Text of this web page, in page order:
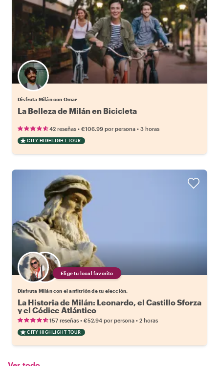
Disfruta Milán con Omar
La Belleza de Milán en Bicicleta
42 reseñas • €106.99 por persona • 3 horas
CITY HIGHLIGHT TOUR
Elige tu local favorito
Disfruta Milán con el anfitrión de tu elección.
La Historia de Milán: Leonardo, el Castillo Sforza
y el Códice Atlántico
157 reseñas • €52.94 por persona • 2 horas
CITY HIGHLIGHT TOUR